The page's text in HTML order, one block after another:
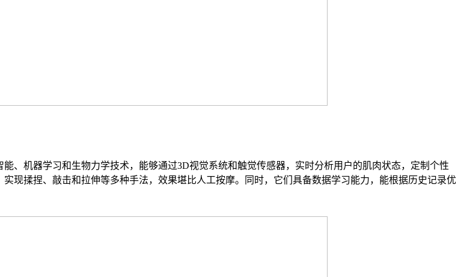
、机器学习和生物力学技术，能够通过3D视觉系统和触觉传感器，实时分析用户的肌肉状态，定制个性
现揉捏、敲击和拉伸等多种手法，效果堪比人工按摩。同时，它们具备数据学习能力，能根据历史记录优